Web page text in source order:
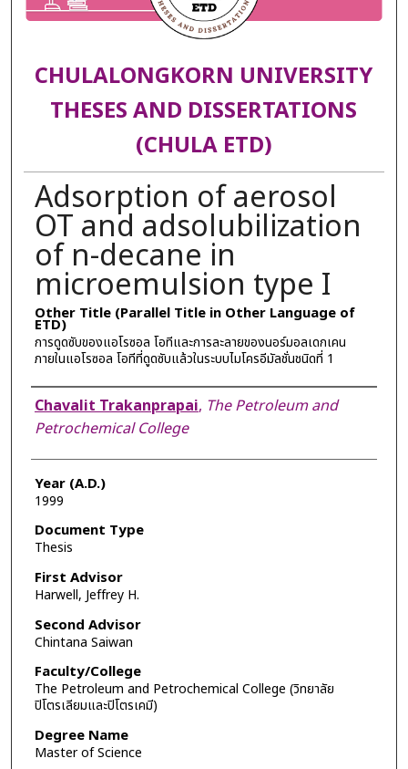
CHULALONGKORN UNIVERSITY
THESES AND DISSERTATIONS
(CHULA ETD)
Adsorption of aerosol
OT and adsolubilization
of n-decane in
microemulsion type I
Other Title (Parallel Title in Other Language of
ETD)
การดูดซับของแอโรซอล โอทีและการละลายของนอร์มอลเดกเคน
ภายในแอโรซอล โอทีที่ดูดซับแล้วในระบบไมโครอีมัลชั่นชนิดที่ 1
Author
Chavalit Trakanprapai, The Petroleum and
Petrochemical College
Year (A.D.)
1999
Document Type
Thesis
First Advisor
Harwell, Jeffrey H.
Second Advisor
Chintana Saiwan
Faculty/College
The Petroleum and Petrochemical College (วิทยาลัย
ปิโตรเลียมและปิโตรเคมี)
Degree Name
Master of Science